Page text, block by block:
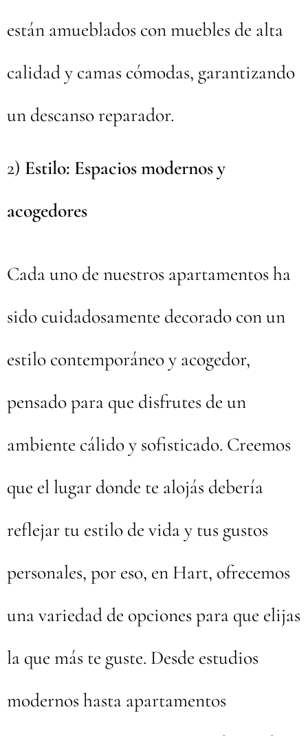
están amueblados con muebles de alta
calidad y camas cómodas, garantizando
un descanso reparador.
2) Estilo: Espacios modernos y
acogedores
Cada uno de nuestros apartamentos ha
sido cuidadosamente decorado con un
estilo contemporáneo y acogedor,
pensado para que disfrutes de un
ambiente cálido y sofisticado. Creemos
que el lugar donde te alojás debería
reflejar tu estilo de vida y tus gustos
personales, por eso, en Hart, ofrecemos
una variedad de opciones para que elijas
la que más te guste. Desde estudios
modernos hasta apartamentos